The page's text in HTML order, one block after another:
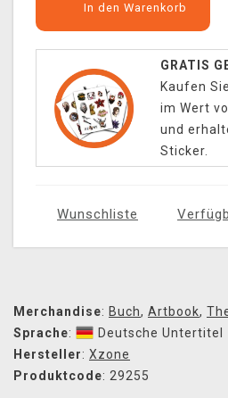
In den Warenkorb
GRATIS
Kaufen
im Wert
und
Sticker.
Wunschliste
Merchandise: Buch, Artbook,
Sprache:
Deutsche Untertitel
Hersteller: Xzone
Produktcode: 29255